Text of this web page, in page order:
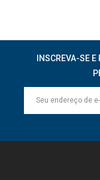
INSCREVA-SE